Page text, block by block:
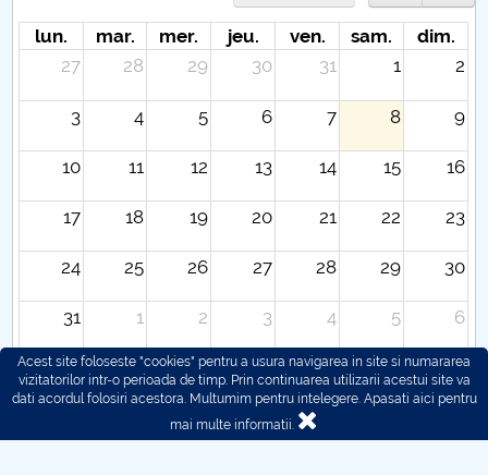
lun. mar. mer. jeu. ven. sam.
dim.
27
28 29 30 31 1 2
3 4 5 6 7 8 9
10 11 12 13 14 15 16
17 18 19 20 21 22 23
24 25 26 27 28 29 30
31 1 2 3 4 5 6
Acest site foloseste "cookies" pentru a usura navigarea in site si numararea
vizitatorilor intr-o perioada de timp. Prin continuarea utilizarii acestui site va
dati acordul folosiri acestora. Multumim pentru intelegere. Apasati aici pentru
mai multe informatii.